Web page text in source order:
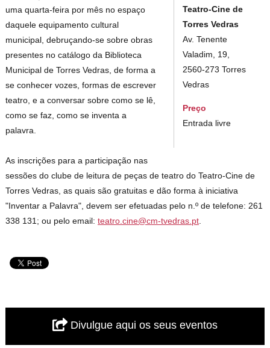
Teatro-Cine de
Torres Vedras
Av. Tenente
Valadim, 19,
2560-273 Torres
Vedras
Preço
Entrada livre
uma quarta-feira por mês no espaço
daquele equipamento cultural
municipal, debruçando-se sobre obras
presentes no catálogo da Biblioteca
Municipal de Torres Vedras, de forma a
se conhecer vozes, formas de escrever
teatro, e a conversar sobre como se lê,
como se faz, como se inventa a
palavra.
As inscrições para a participação nas
sessões do clube de leitura de peças de teatro do Teatro-Cine de
Torres Vedras, as quais são gratuitas e dão forma à iniciativa
"Inventar a Palavra", devem ser efetuadas pelo n.º de telefone: 261
338 131; ou pelo email:teatro.cine@cm-tvedras.pt
Divulgue aqui os seus eventos